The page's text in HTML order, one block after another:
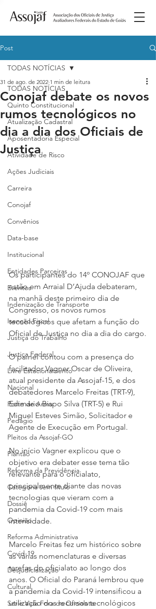
Post
TODAS NOTÍCIAS
Quinto Constitucional
Atualização Cadastral
Aposentadoria Especial
Atividade de Risco
Ações Judiciais
Carreira
Conojaf
Convênios
Data-base
Institucional
Entidades Parceiras
Eventos
Indenização de Transporte
Isenção Fiscal
Justiça do Trabalho
Justiça Federal
Livre Estacionamento
Nacional
Porte de Arma
Pedágio
Pleitos da Assojaf-GO
Plantão
Reforma da Previdência
Categoria sem título
Dossiê
Opinião
Reforma Administrativa
Covid-19
Desjudicialização
Cultural
Serie Vida Fora do Oficialato
TODAS NOTÍCIAS
Conojaf debate os novos
rumos tecnológicos no
dia a dia dos Oficiais de
Justiça
31 de ago. de 2022 1 min de leitura
Os participantes do 14º CONOJAF que
estão em Arraial D’Ajuda debateram,
na manhã deste primeiro dia de
Congresso, os novos rumos
tecnológicos que afetam a função do
Oficial de Justiça no dia a dia do cargo.
O painel contou com a presença do
facilitador Vagner Oscar de Oliveira,
atual presidente da Assojaf-15, e dos
debatedores Marcelo Freitas (TRT-9),
Edimário Bispo Silva (TRT-5) e Rui
Miguel Esteves Simão, Solicitador e
Agente de Execução em Portugal.
No início Vagner explicou que o
objetivo era debater esse tema tão
relevante para o oficialato,
principalmente diante das novas
tecnologias que vieram com a
pandemia da Covid-19 com mais
intensidade.
Marcelo Freitas fez um histórico sobre
as várias nomenclaturas e diversas
tarefas do oficialato ao longo dos
anos. O Oficial do Paraná lembrou que
a pandemia da Covid-19 intensificou a
utilização dos recursos tecnológicos